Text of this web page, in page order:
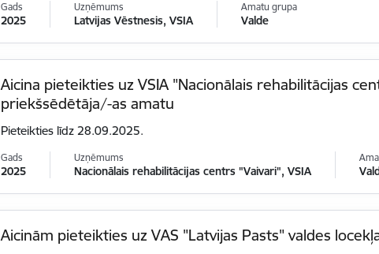
Gads
2025
Uzņēmums
Latvijas Vēstnesis, VSIA
Amatu grupa
Valde
Aicina pieteikties uz VSIA "Nacionālais rehabilitācijas
priekšsēdētāja/-as amatu
Pieteikties līdz 28.09.2025.
Gads
2025
Uzņēmums
Nacionālais rehabilitācijas centrs "Vaivari", VSIA
Aicinām pieteikties uz VAS "Latvijas Pasts" valdes